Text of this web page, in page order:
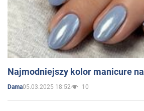
Najmodniejszy kolor manicure
Dama05.03.2025 18:52 10